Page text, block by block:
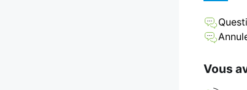
Vous